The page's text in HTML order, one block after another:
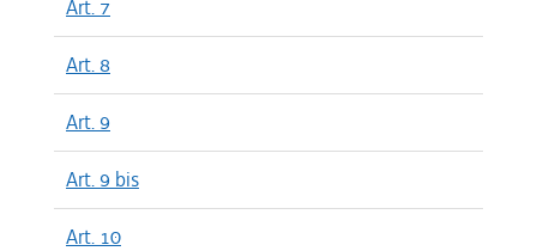
Art. 7
Art. 8
Art. 9
Art. 9 bis
Art. 10